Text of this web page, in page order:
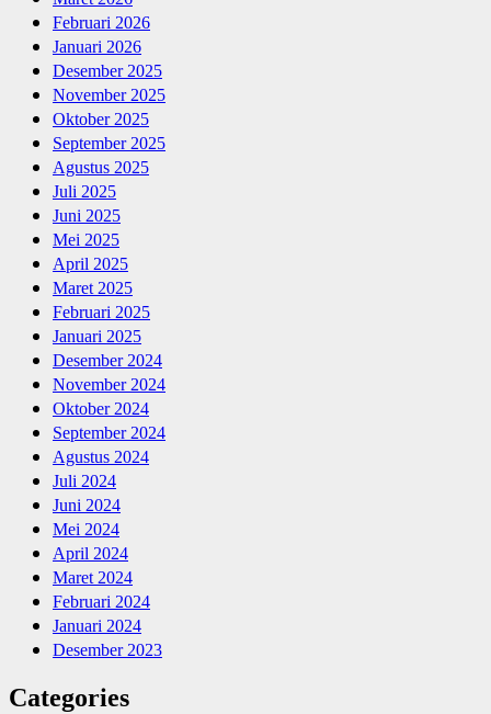
Februari 2026
Januari 2026
Desember 2025
November 2025
Oktober 2025
September 2025
Agustus 2025
Juli 2025
Juni 2025
Mei 2025
April 2025
Maret 2025
Februari 2025
Januari 2025
Desember 2024
November 2024
Oktober 2024
September 2024
Agustus 2024
Juli 2024
Juni 2024
Mei 2024
April 2024
Maret 2024
Februari 2024
Januari 2024
Desember 2023
Categories